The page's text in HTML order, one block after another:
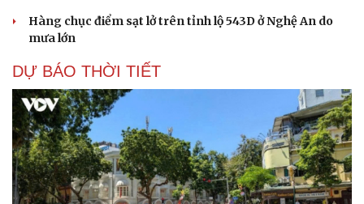
Hàng chục điểm sạt lở trên tỉnh lộ 543D ở Nghệ An do
mưa lớn
DỰ BÁO THỜI TIẾT